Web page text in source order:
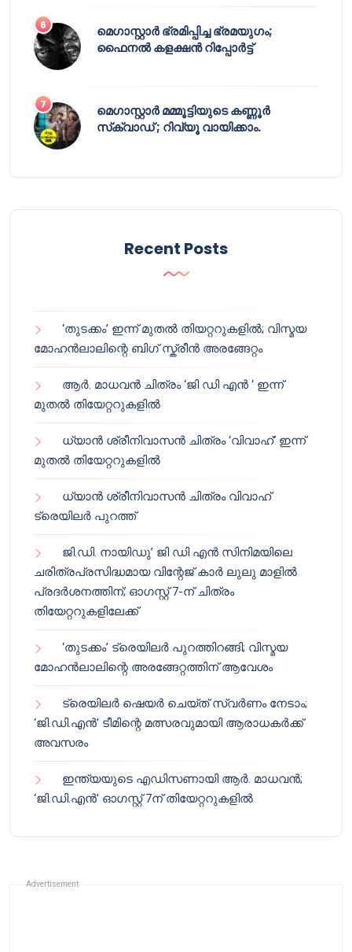
മെഗാസ്റ്റാർ ഭ്രമിപ്പിച്ച ഭ്രമയുഗം;
ഫൈനൽ കളക്ഷൻ റിപ്പോർട്ട്
മെഗാസ്റ്റാർ മമ്മൂട്ടിയുടെ കണ്ണൂർ
സ്‌ക്വാഡ് ; റിവ്യൂ വായിക്കാം.
Recent Posts
‘തുടക്കം’ ഇന്ന് മുതൽ തിയറ്ററുകളിൽ; വിസ്മയ
മോഹൻലാലിന്റെ ബിഗ് സ്ക്രീൻ അരങ്ങേറ്റം
ആർ. മാധവൻ ചിത്രം ‘ജി ഡി എൻ ‘ ഇന്ന്
മുതൽ തിയേറ്ററുകളിൽ
ധ്യാൻ ശ്രീനിവാസൻ ചിത്രം ‘വിവാഹ്’ ഇന്ന്
മുതൽ തിയേറ്ററുകളിൽ
ധ്യാൻ ശ്രീനിവാസൻ ചിത്രം വിവാഹ്
ട്രെയിലർ പുറത്ത്
ജി.ഡി. നായിഡു’ ജി ഡി എൻ സിനിമയിലെ
ചരിത്രപ്രസിദ്ധമായ വിന്റേജ് കാർ ലുലു മാളിൽ
പ്രദർശനത്തിന്; ഓഗസ്റ്റ് 7-ന് ചിത്രം
തിയേറ്ററുകളിലേക്ക്
‘തുടക്കം’ ട്രെയിലർ പുറത്തിറങ്ങി; വിസ്മയ
മോഹൻലാലിന്റെ അരങ്ങേറ്റത്തിന് ആവേശം
ട്രെയിലർ ഷെയർ ചെയ്‌ത് സ്വർണം നേടാം;
‘ജി.ഡി.എൻ’ ടീമിന്റെ മത്സരവുമായി ആരാധകർക്ക്
അവസരം
ഇന്ത്യയുടെ എഡിസണായി ആർ. മാധവൻ;
‘ജി.ഡി.എൻ’ ഓഗസ്റ്റ് 7ന് തിയേറ്ററുകളിൽ
Advertisement